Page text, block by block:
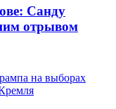
Санду
отрывом